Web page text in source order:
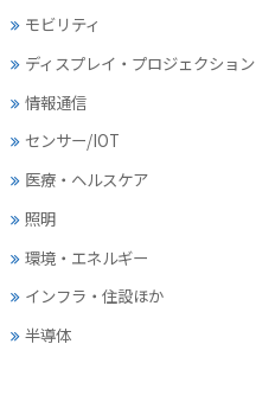
モビリティ
ディスプレイ・ プロジェクション
情報通信
センサー/IOT
医療・ヘルスケア
照明
環境・エネルギー
インフラ・住設ほか
半導体